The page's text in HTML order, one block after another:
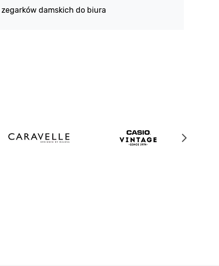
zegarków damskich do biura